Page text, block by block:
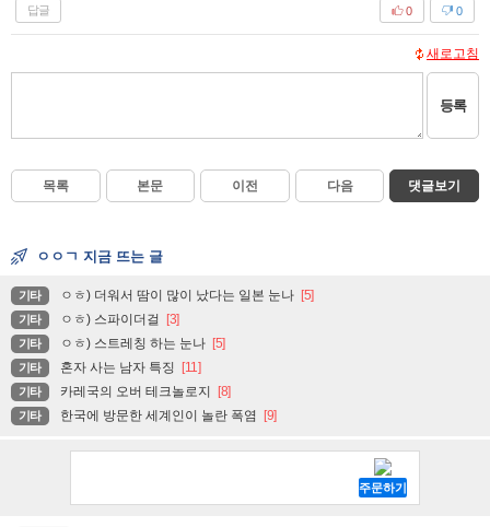
답글 0
0
새로고침
등록
목록 본문 이전 다음 댓글보기
ㅇㅇㄱ 지금 뜨는 글
기타 ㅇㅎ) 더워서 땀이 많이 났다는 일본 눈나 [5]
기타 ㅇㅎ) 스파이더걸 [3]
기타 ㅇㅎ) 스트레칭 하는 눈나 [5]
기타 혼자 사는 남자 특징 [11]
기타 카레국의 오버 테크놀로지 [8]
기타 한국에 방문한 세계인이 놀란 폭염 [9]